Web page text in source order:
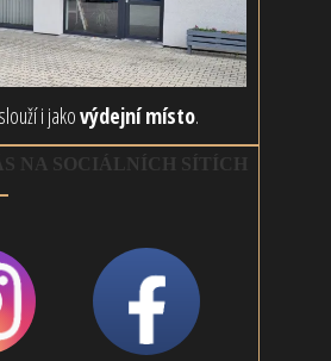
i jakovýdejní místo.
NA SOCIÁLNÍCH SÍTÍCH
Rouškujeme